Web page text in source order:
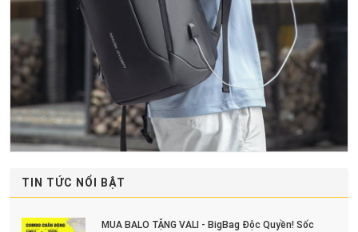
TIN TỨC NỔI BẬT
MUA BALO TẶNG VALI - BigBag Độc Quyền! Sốc